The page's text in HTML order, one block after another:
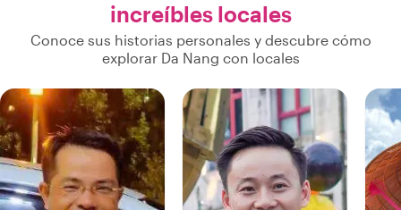
increíbles locales
Conoce sus historias personales y descubre cómo
explorar Da Nang con locales